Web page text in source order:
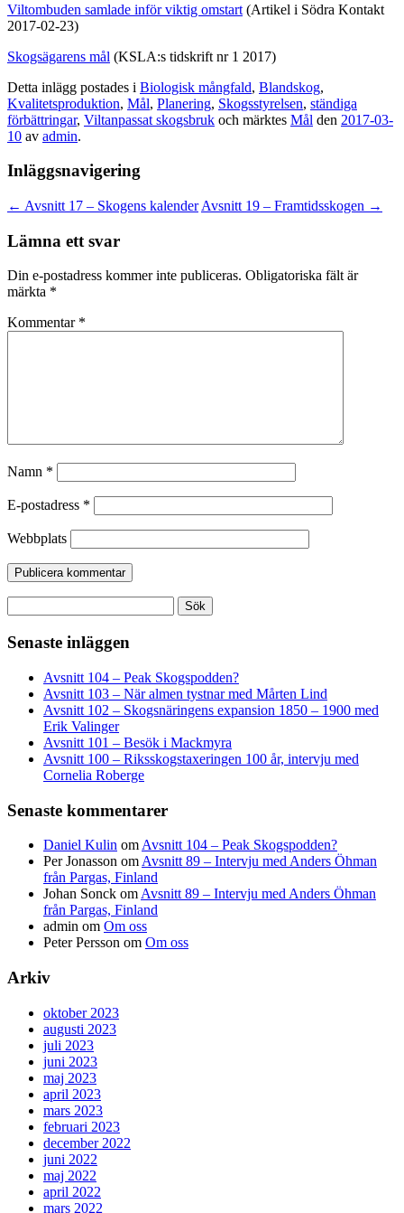
Viltombuden samlade inför viktig omstart (Artikel i Södra Kontakt
2017-02-23)
Skogsägarens mål (KSLA:s tidskrift nr 1 2017)
Detta inlägg postades i Biologisk mångfald, Blandskog,
Kvalitetsproduktion, Mål, Planering, Skogsstyrelsen, ständiga
förbättringar, Viltanpassat skogsbruk och märktes Mål den 2017-03-
10 av admin.
Inläggsnavigering
← Avsnitt 17 – Skogens kalender Avsnitt 19 – Framtidsskogen →
Lämna ett svar
Din e-postadress kommer inte publiceras. Obligatoriska fält är
märkta *
Kommentar *
Namn *
E-postadress *
Webbplats
efter:
Senaste inläggen
Avsnitt 104 – Peak Skogspodden?
Avsnitt 103 – När almen tystnar med Mårten Lind
Avsnitt 102 – Skogsnäringens expansion 1850 – 1900 med
Erik Valinger
Avsnitt 101 – Besök i Mackmyra
Avsnitt 100 – Riksskogstaxeringen 100 år, intervju med
Cornelia Roberge
Senaste kommentarer
Daniel Kulin om Avsnitt 104 – Peak Skogspodden?
Per Jonasson om Avsnitt 89 – Intervju med Anders Öhman
från Pargas, Finland
Johan Sonck om Avsnitt 89 – Intervju med Anders Öhman
från Pargas, Finland
admin om Om oss
Peter Persson om Om oss
Arkiv
oktober 2023
augusti 2023
juli 2023
juni 2023
maj 2023
april 2023
mars 2023
februari 2023
december 2022
juni 2022
maj 2022
april 2022
mars 2022